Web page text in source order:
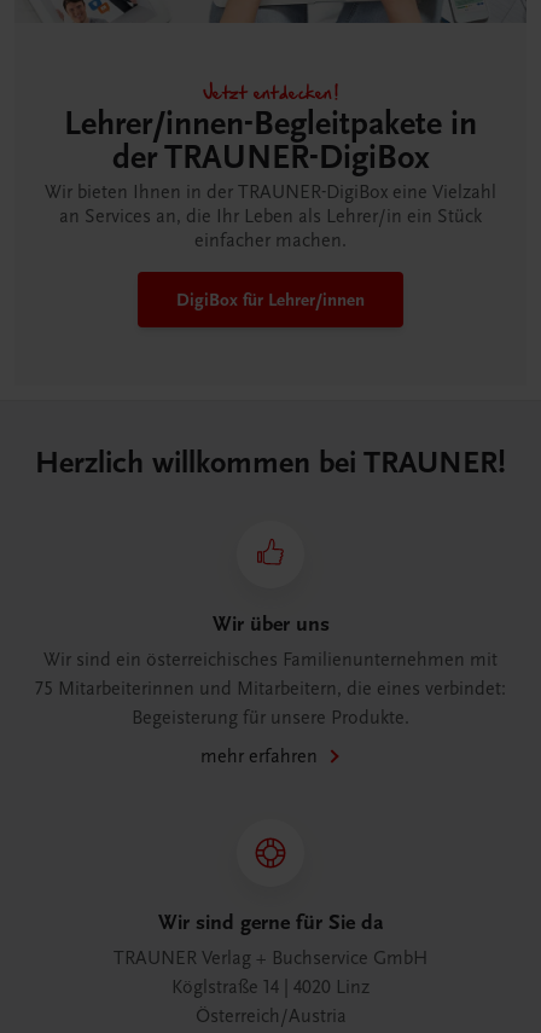
Jetzt entdecken!
Lehrer/innen-Begleitpakete in
der TRAUNER-DigiBox
Wir bieten Ihnen in der TRAUNER-DigiBox eine Vielzahl
an Services an, die Ihr Leben als Lehrer/in ein Stück
einfacher machen.
DigiBox für Lehrer/innen
Herzlich willkommen bei TRAUNER!
Wir über uns
Wir sind ein österreichisches Familienunternehmen mit
75 Mitarbeiterinnen und Mitarbeitern, die eines verbindet:
Begeisterung für unsere Produkte.
mehr erfahren
Wir sind gerne für Sie da
TRAUNER Verlag + Buchservice GmbH
Köglstraße 14 | 4020 Linz
Österreich/Austria